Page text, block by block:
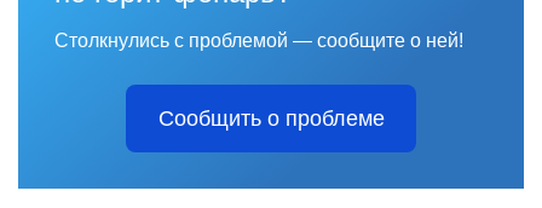
Столкнулись с проблемой — сообщите о ней!
Сообщить о проблеме